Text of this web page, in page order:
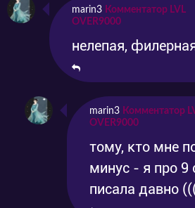
marin3 Комментатор LVL
OVER9000
нелепая,
marin3 Комментатор
OVER9000
тому, кто мне
минус - я про 9
писала давно